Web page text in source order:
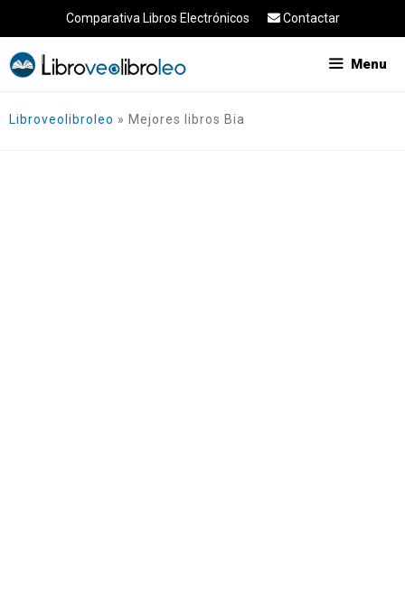
al
contenido
Comparativa Libros Electrónicos Contactar
Menu
Libroveolibroleo » Mejores libros Bia